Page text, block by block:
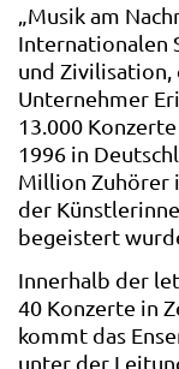
„Musik am
Internationalen
und Zivilisation,
Unternehmer
13.000
1996 in
Million Zuhörer
der
begeistert
Innerhalb der
40 Konzerte in
kommt das
unter der